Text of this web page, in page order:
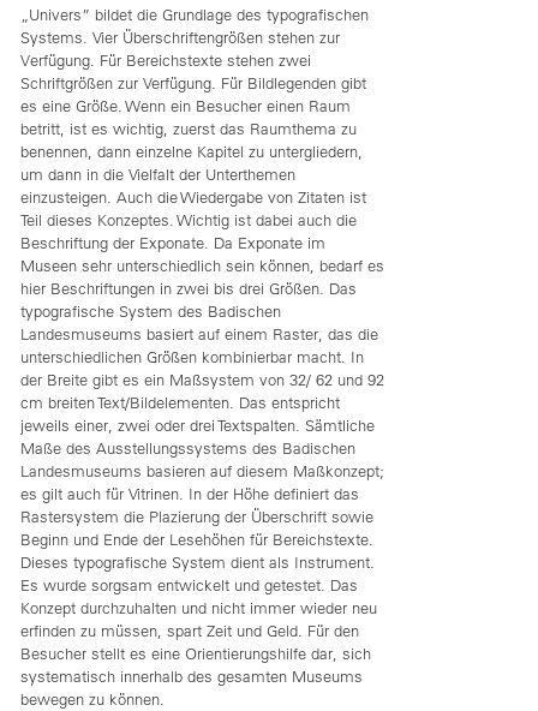
„Univers” bildet die Grundlage des typografischen
Systems. Vier Überschriftengrößen stehen zur
Verfügung. Für Bereichstexte stehen zwei
Schriftgrößen zur Verfügung. Für Bildlegenden gibt
es eine Größe. Wenn ein Besucher einen Raum
betritt, ist es wichtig, zuerst das Raumthema zu
benennen, dann einzelne Kapitel zu untergliedern,
um dann in die Vielfalt der Unterthemen
einzusteigen. Auch die Wiedergabe von Zitaten ist
Teil dieses Konzeptes. Wichtig ist dabei auch die
Beschriftung der Exponate. Da Exponate im
Museen sehr unterschiedlich sein können, bedarf es
hier Beschriftungen in zwei bis drei Größen. Das
typografische System des Badischen
Landesmuseums basiert auf einem Raster, das die
unterschiedlichen Größen kombinierbar macht. In
der Breite gibt es ein Maßsystem von 32/ 62 und 92
cm breiten Text/Bildelementen. Das entspricht
jeweils einer, zwei oder drei Textspalten. Sämtliche
Maße des Ausstellungssystems des Badischen
Landesmuseums basieren auf diesem Maßkonzept;
es gilt auch für Vitrinen. In der Höhe definiert das
Rastersystem die Plazierung der Überschrift sowie
Beginn und Ende der Lesehöhen für Bereichstexte.
Dieses typografische System dient als Instrument.
Es wurde sorgsam entwickelt und getestet. Das
Konzept durchzuhalten und nicht immer wieder neu
erfinden zu müssen, spart Zeit und Geld. Für den
Besucher stellt es eine Orientierungshilfe dar, sich
systematisch innerhalb des gesamten Museums
bewegen zu können.